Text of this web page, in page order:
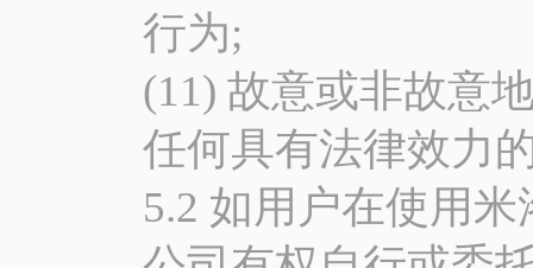
行为;
(11) 故意或非故意
任何具有法律效力
5.2 如用户在使用